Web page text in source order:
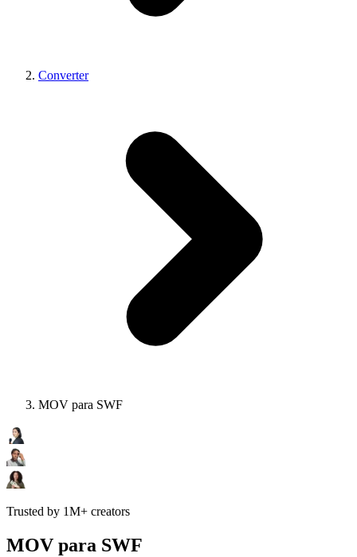
Converter
MOV para SWF
Trusted by 1M+ creators
MOV para SWF